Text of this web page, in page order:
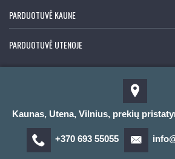
PARDUOTUVĖ KAUNE
PARDUOTUVĖ UTENOJE
Kaunas, Utena, Vilnius, prekių
+370 693 55055